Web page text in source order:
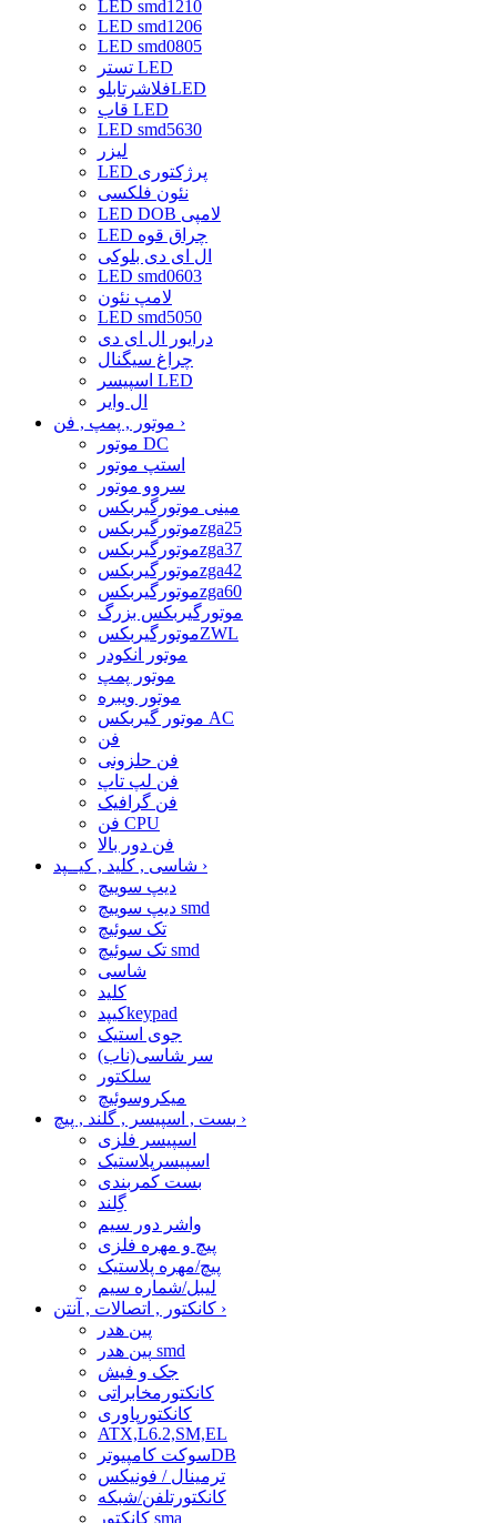
LED smd1210
LED smd1206
LED smd0805
تستر LED
فلاشرتابلوLED
قاب LED
LED smd5630
لیزر
LED پرژکتوری
نئون فلکسی
LED DOB لامپی
LED چراق قوه
ال ای دی بلوکی
LED smd0603
لامپ نئون
LED smd5050
درایور ال ای دی
چراغ سیگنال
اسپیسر LED
ال وایر
›
موتور DC
استپ موتور
سروو موتور
مینی موتورگیربکس
موتورگیربکسzga25
موتورگیربکسzga37
موتورگیربکسzga42
موتورگیربکسzga60
موتورگیربکس بزرگ
موتورگیربکسZWL
موتور انکودر
موتور پمپ
موتور ویبره
موتور گیربکس AC
فن
فن حلزونی
فن لپ تاپ
فن گرافیک
فن CPU
فن دور بالا
›
دیپ سوییچ
دیپ سوییچ smd
تک سوئیچ
تک سوئیچ smd
شاسی
کلید
کیپدkeypad
جوی استیک
سر شاسی(ناب)
سلکتور
میکروسوئیچ
›
اسپیسر فلزی
اسپیسرپلاستیک
بست کمربندی
گِلند
واشر دور سیم
پیچ و مهره فلزی
پیچ/مهره پلاستیک
لیبل/شماره سیم
›
پین هدر
پین هدر smd
جک و فیش
کانکتورمخابراتی
کانکتورپاوری
ATX,L6.2,SM,EL
سوکت کامپیوترDB
ترمینال / فونیکس
کانکتورتلفن/شبکه
کانکتور sma